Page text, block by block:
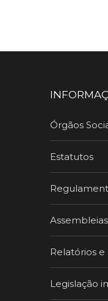
Órgãos
Estatutos
Relatórios e
Legislação